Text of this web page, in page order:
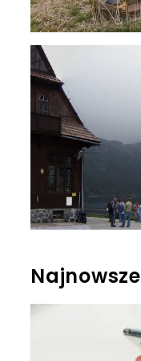
Najnowsze